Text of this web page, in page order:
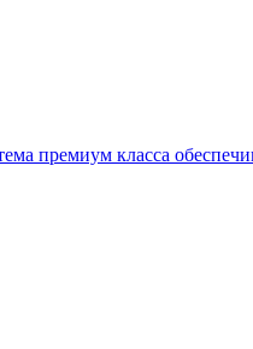
премиум класса